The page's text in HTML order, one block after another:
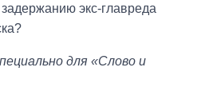
экс-главреда
для «Слово и